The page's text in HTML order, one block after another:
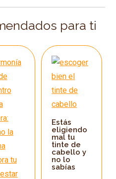
para ti
Estás
eligiendo
mal tu
tinte de
cabello y
no lo
sabías